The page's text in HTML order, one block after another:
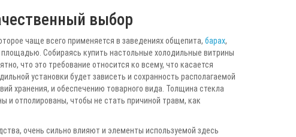
выбор
чаще всего применяется в заведениях общепита, барах,
Собираясь купить настольные холодильные витрины
что это требование относится ко всему, что касается
установки будет зависеть и сохранность располагаемой
хранения, и обеспечению товарного вида. Толщина стекла
и отполированы, чтобы не стать причиной травм, как
очень сильно влияют и элементы используемой здесь